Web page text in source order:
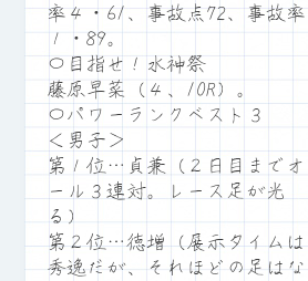
率４・61、事故点72、事故率
１・89。
〇目指せ！水神祭
藤原早菜（４、10R）。
〇パワーランクベスト３
＜男子＞
第１位…貞兼（２日目までオ
ール３連対。レース足が光
る）
第２位…徳増（展示タイムは
秀逸だが、それほどの足はな